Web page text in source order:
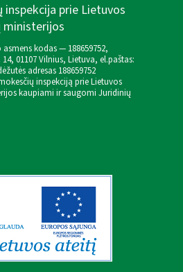
inspekcija prie Lietuvos
ministerijos
kodas — 188659752,
01107 Vilnius, Lietuva, el.paštas:
adresas 188659752
inspekciją prie Lietuvos
kaupiami ir saugomi Juridinių